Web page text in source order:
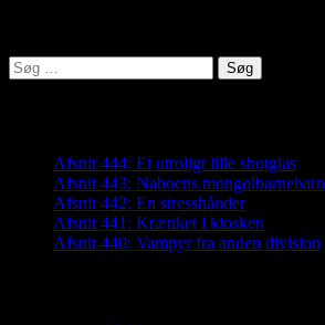
Søg
efter:
Afsnit 444: Et utroligt lille shotglas
Afsnit 443: Naboens mongolbarnebarn
Afsnit 442: En stresshånder
Afsnit 441: Krænket i kiosken
Afsnit 440: Vampyr fra anden division